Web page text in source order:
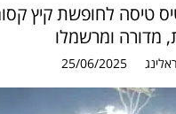
טיסה לחופשת קיץ
מדורה ומרשמלו
25/06/2025